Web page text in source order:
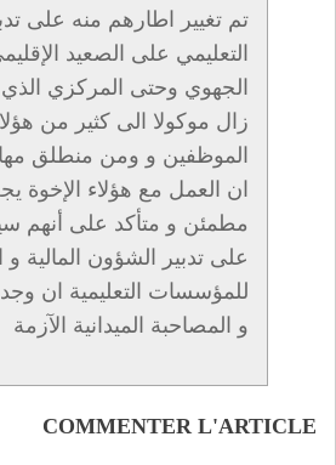
تم تغيير اطارهم منه على
التعليمي على الصعيد
الجهوي وحتى المركزي
زال موكولا الى كثير من
الموظفين و ومن منطلق
ان العمل مع هؤلاء الإخوة
مطمئن و متأكد على أنهم
على تدبير الشؤون المالية و
للمؤسسات التعليمية ان
و المصاحبة الميدانية الآزمة
COMMENTER L'ARTICLE